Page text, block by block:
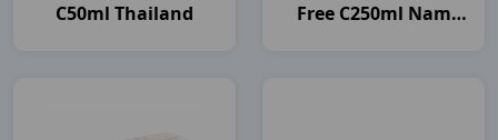
C50ml Thailand
Free C250ml Nam